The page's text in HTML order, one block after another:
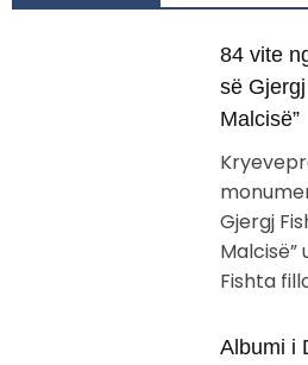
84 vite
së
Malcisë”
Gjergj
Malcisë”
Fishta
Albumi i